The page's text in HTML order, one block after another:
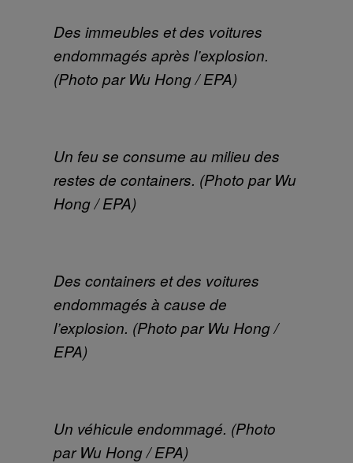
Des immeubles et des voitures
endommagés après l’explosion.
(Photo par Wu Hong / EPA)
Un feu se consume au milieu des
restes de containers. (Photo par Wu
Hong / EPA)
Des containers et des voitures
endommagés à cause de
l’explosion. (Photo par Wu Hong /
EPA)
Un véhicule endommagé. (Photo
par Wu Hong / EPA)